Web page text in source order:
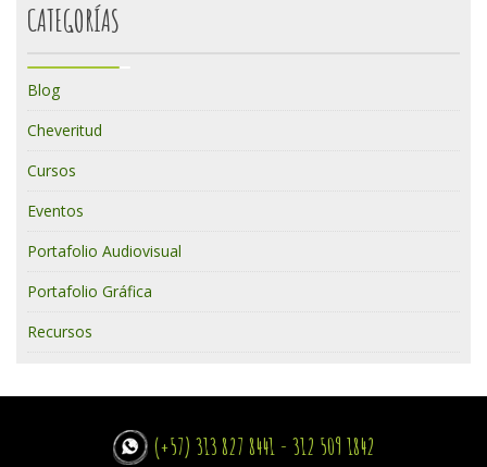
CATEGORÍAS
Blog
Cheveritud
Cursos
Eventos
Portafolio Audiovisual
Portafolio Gráfica
Recursos
(+57) 313 827 8441 - 312 509 1842